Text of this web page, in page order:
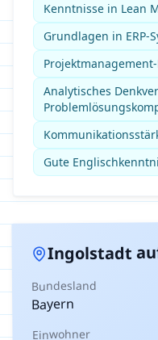
Kenntnisse in Lean
Grundlagen in ERP-
Analytisches
Gute
Ingolstadt
Bundesland
Bayern
Einwohner